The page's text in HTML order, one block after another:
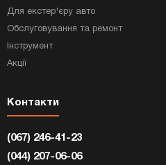
Для екстер'єру авто
Обслуговування та ремонт
Інструмент
Акції
Контакти
(067) 246-41-23
(044) 207-06-06